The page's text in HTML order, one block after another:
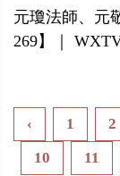
元瓊法師、元
269】｜
‹ 1 2
10
11